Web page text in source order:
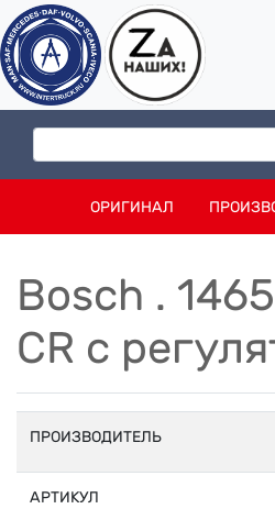
ОРИГИНАЛ
Bosch .
CR с
ПРОИЗВОДИТЕЛЬ
АРТИКУЛ